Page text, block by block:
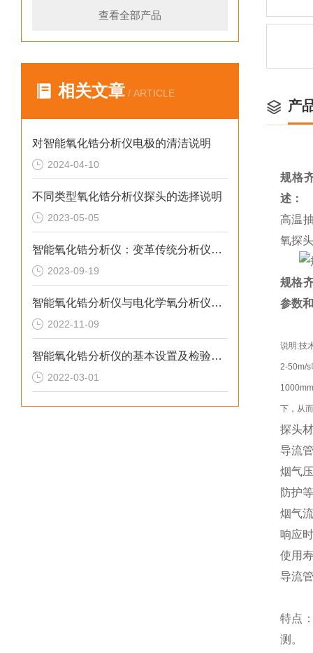
查看全部产品
相关文章 / ARTICLE
对智能氧化锆分析仪电极的清洁说明
2024-04-10
不同类型氧化锆分析仪探头的选择说明
2023-05-05
智能氧化锆分析仪：变革传统分析仪技术的仪器
2023-09-19
智能氧化锆分析仪与电化学氧分析仪间怎么选？
2022-11-09
智能氧化锆分析仪的基本设置及检验操作说明
2022-03-01
产
规格
述：
高温
氧探
规格
参数
说明:技
2-50m/
下，从
探头
导流
烟气
防护
烟气
响应
使用
导流
特点
测。